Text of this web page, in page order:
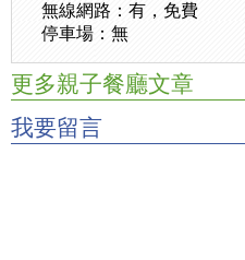
無線網路：有，免費
停車場：無
更多親子餐廳文章
我要留言